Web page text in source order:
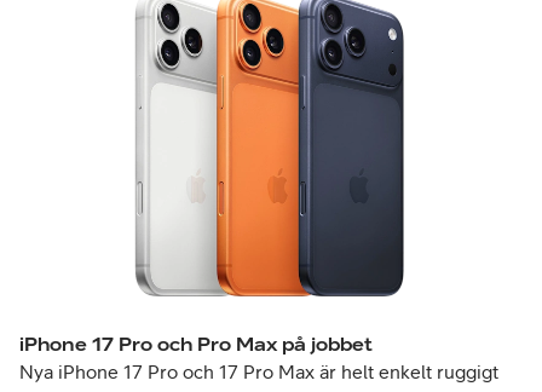
iPhone 17 Pro och Pro Max på jobbet
Nya iPhone 17 Pro och 17 Pro Max är helt enkelt ruggigt